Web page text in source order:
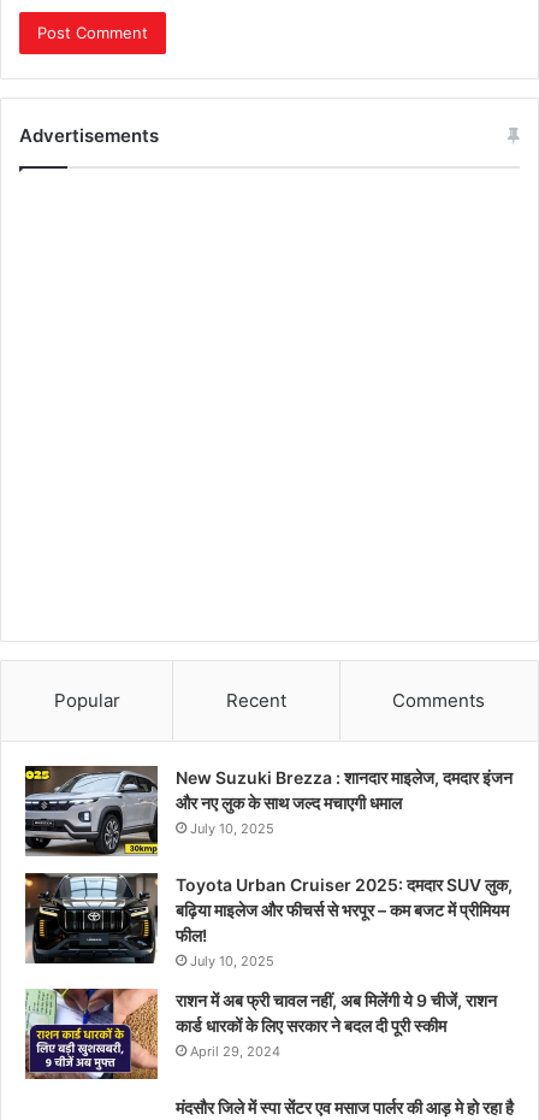
Advertisements
Popular Recent Comments
New Suzuki Brezza : शानदार माइलेज, दमदार इंजन
और नए लुक के साथ जल्द मचाएगी धमाल
July 10, 2025
Toyota Urban Cruiser 2025: दमदार SUV लुक,
बढ़िया माइलेज और फीचर्स से भरपूर – कम बजट में प्रीमियम
फील!
July 10, 2025
राशन में अब फ्री चावल नहीं, अब मिलेंगी ये 9 चीजें, राशन
कार्ड धारकों के लिए सरकार ने बदल दी पूरी स्कीम
April 29, 2024
मंदसौर जिले में स्पा सेंटर एव मसाज पार्लर की आड़ मे हो रहा है